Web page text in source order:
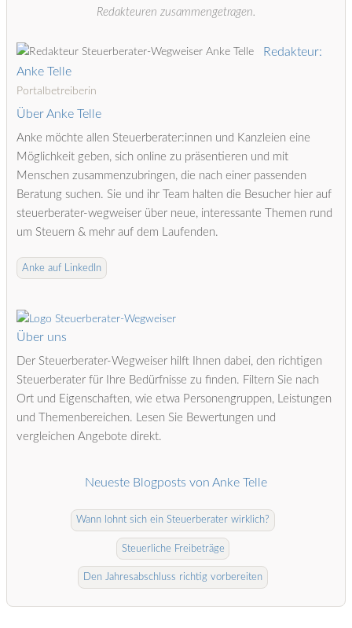
Redakteuren zusammengetragen.
Redakteur:
Anke Telle
Portalbetreiberin
Über Anke Telle
Anke möchte allen Steuerberater:innen und Kanzleien eine
Möglichkeit geben, sich online zu präsentieren und mit
Menschen zusammenzubringen, die nach einer passenden
Beratung suchen. Sie und ihr Team halten die Besucher hier auf
steuerberater-wegweiser über neue, interessante Themen rund
um Steuern & mehr auf dem Laufenden.
Anke auf LinkedIn
Über uns
Der Steuerberater-Wegweiser hilft Ihnen dabei, den richtigen
Steuerberater für Ihre Bedürfnisse zu finden. Filtern Sie nach
Ort und Eigenschaften, wie etwa Personengruppen, Leistungen
und Themenbereichen. Lesen Sie Bewertungen und
vergleichen Angebote direkt.
Neueste Blogposts von Anke Telle
Wann lohnt sich ein Steuerberater wirklich?
Steuerliche Freibeträge
Den Jahresabschluss richtig vorbereiten